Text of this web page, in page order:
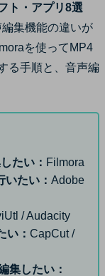
ト・アプリ8選
集機能の違いが
を使ってMP4
る手順と、音声編
たい： Filmora
たい： Adobe
/ Audacity
い： CapCut /
集したい：